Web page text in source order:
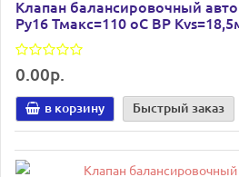
Клапан балансировочный
Ру16 Тмакс=110 оС ВР
0.00р.
в корзину Быстрый заказ